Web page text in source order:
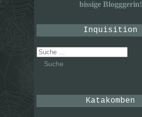
bissige Blogggerin!
Inquisition
Suche
nach:
Katakomben